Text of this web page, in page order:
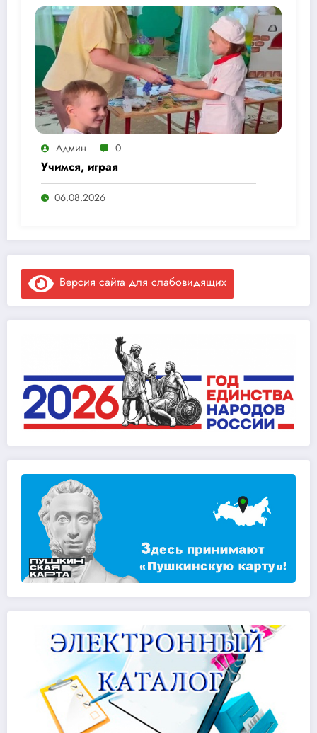
Админ 0
Учимся, играя
06.08.2026
Версия сайта для слабовидящих